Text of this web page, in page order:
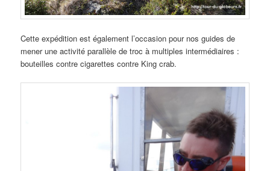
Cette expédition est également l’occasion pour nos guides de
mener une activité parallèle de troc à multiples intermédiaires :
bouteilles contre cigarettes contre King crab.